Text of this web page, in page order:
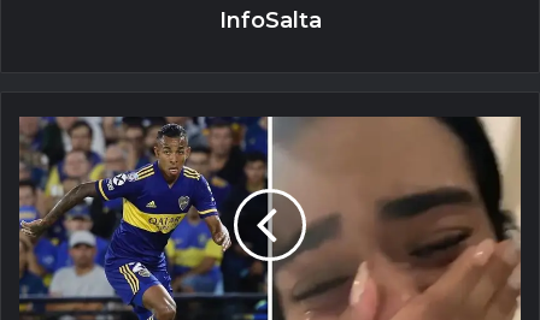
InfoSalta